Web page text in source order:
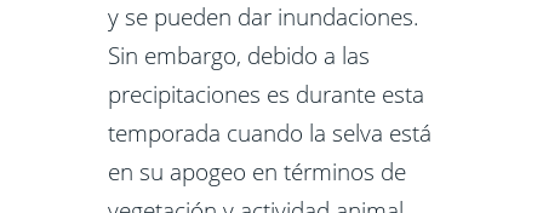
y se pueden dar inundaciones.
Sin embargo, debido a las
precipitaciones es durante esta
temporada cuando la selva está
en su apogeo en términos de